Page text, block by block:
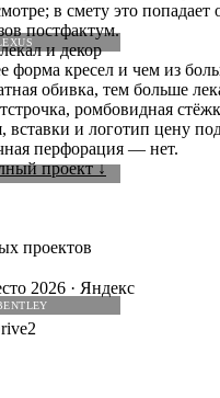
в смету это
постфактум.
и декор
форма кресел и чем из
обивка, тем больше
ромбовидная
вставки и логотип цену
перфорация — нет.
проект↓
проектов
2026 · Яндекс